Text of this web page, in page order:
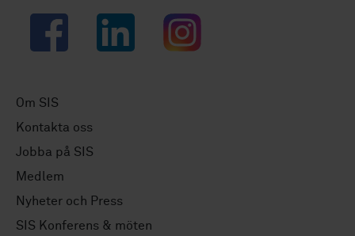
Facebook LinkedIn Instagram
Om SIS
Kontakta oss
Jobba på SIS
Medlem
Nyheter och Press
SIS Konferens & möten